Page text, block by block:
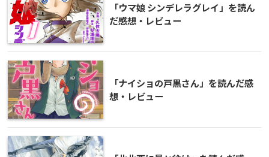
「ウマ娘 シンデレラグレイ」を読ん
だ感想・レビュー
「ナイショの戸黒さん」を読んだ感
想・レビュー